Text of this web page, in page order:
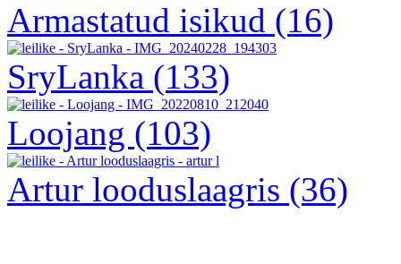
Armastatud isikud (16)
SryLanka (133)
Loojang (103)
Artur looduslaagris (36)